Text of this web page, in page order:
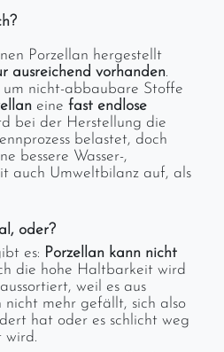
Porzellan hergestellt
ausreichend vorhanden.
um nicht-abbaubare Stoffe
eine fast endlose
bei der Herstellung die
belastet, doch
bessere Wasser-,
auch Umweltbilanz auf, als
oder?
es: Porzellan kann nicht
die hohe Haltbarkeit wird
weil es aus
nicht mehr gefällt, sich also
hat oder es schlicht weg
wird.